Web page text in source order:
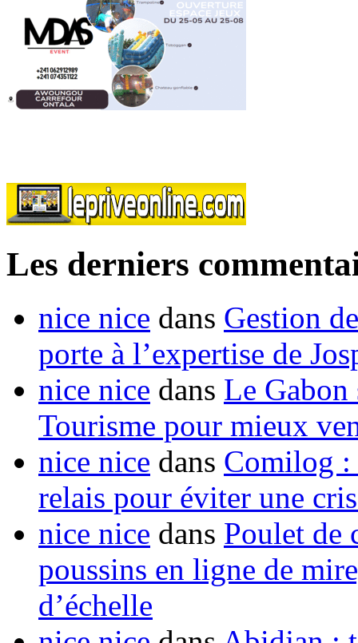
Les derniers
nice nice dans Gestion
porte à l’expertise de
nice nice dans Le Gabon
Tourisme pour mieux
nice nice dans Comilog :
relais pour éviter une
nice nice dans Poulet de
poussins en ligne de
d’échelle